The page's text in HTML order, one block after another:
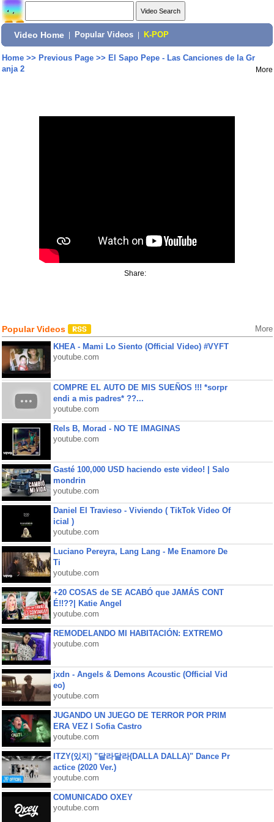
Video Home Popular Videos K-POP
Home>> Previous Page>> El Sapo Pepe - Las Canciones de la Gr
anja 2
More
Share:
Popular Videos More
KHEA - Mami Lo Siento (Official Video) #VYFT
youtube.com
COMPRE EL AUTO DE MIS SUEÑOS !!! *sorpr
endi a mis padres* ??...
youtube.com
Rels B, Morad - NO TE IMAGINAS
youtube.com
Gasté 100,000 USD haciendo este video! | Salo
mondrin
youtube.com
Daniel El Travieso - Viviendo ( TikTok Video Of
icial )
youtube.com
Luciano Pereyra, Lang Lang - Me Enamore De
Ti
youtube.com
+20 COSAS de SE ACABÓ que JAMÁS CONT
É!!??| Katie Angel
youtube.com
REMODELANDO MI HABITACIÓN: EXTREMO
youtube.com
jxdn - Angels & Demons Acoustic (Official Vid
eo)
youtube.com
JUGANDO UN JUEGO DE TERROR POR PRIM
ERA VEZ l Sofia Castro
youtube.com
ITZY(있지) "달라달라(DALLA DALLA)" Dance Pr
actice (2020 Ver.)
youtube.com
COMUNICADO OXEY
youtube.com